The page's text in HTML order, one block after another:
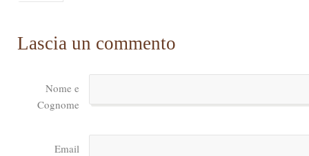
Lascia un commento
Nome e
Cognome
Email